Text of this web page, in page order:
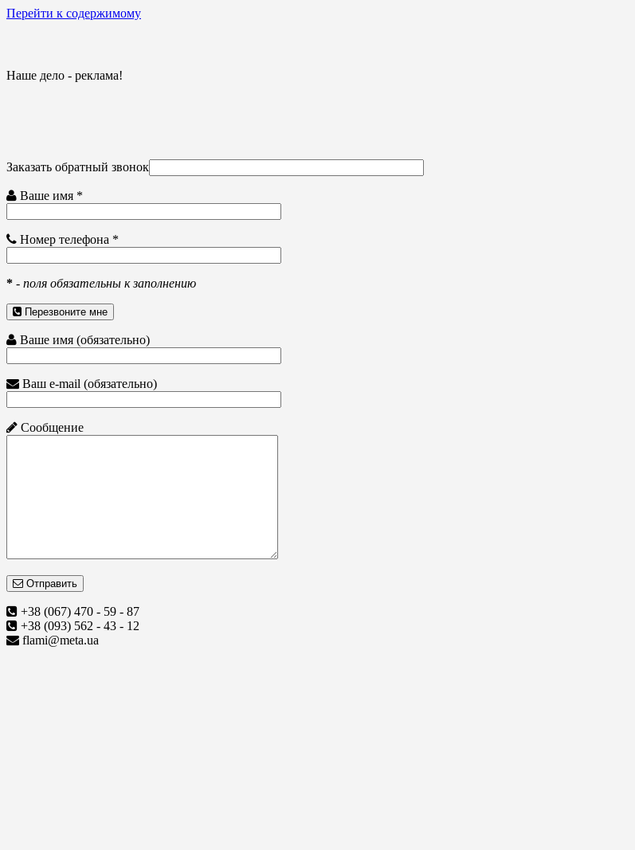
Перейти к содержимому
Наше дело - реклама!
Заказать обратный звонок
Ваше имя *
Номер телефона *
* - поля обязательны к заполнению
Перезвоните мне
Ваше имя (обязательно)
Ваш e-mail (обязательно)
Сообщение
Отправить
+38 (067) 470 - 59 - 87
+38 (093) 562 - 43 - 12
flami@meta.ua